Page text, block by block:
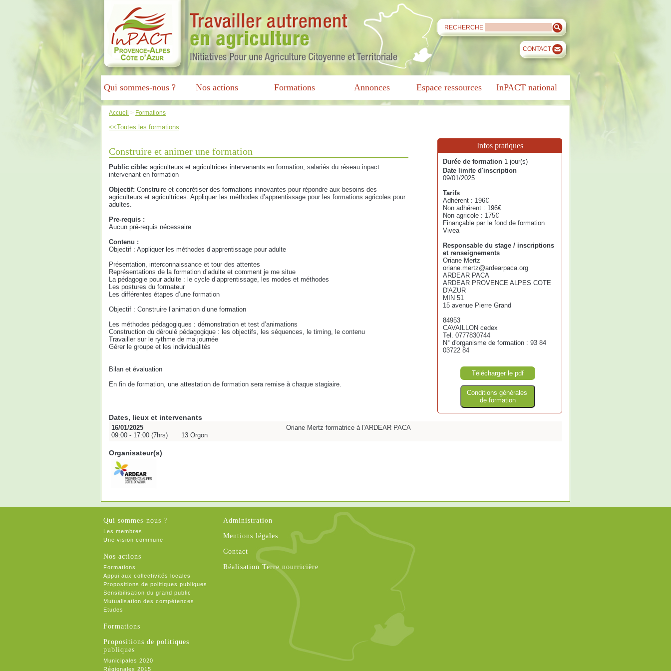
RECHERCHE
CONTACT
Qui sommes-nous ? Nos actions Formations Annonces Espace ressources InPACT national
Accueil > Formations
<<Toutes les formations
Construire et animer une formation
Public cible: agriculteurs et agricultrices intervenants en formation, salariés du réseau inpact
intervenant en formation
Objectif: Construire et concrétiser des formations innovantes pour répondre aux besoins des
agriculteurs et agricultrices. Appliquer les méthodes d’apprentissage pour les formations agricoles pour
adultes.
Pre-requis :
Aucun pré-requis nécessaire
Contenu :
Objectif : Appliquer les méthodes d’apprentissage pour adulte
Présentation, interconnaissance et tour des attentes
Représentations de la formation d’adulte et comment je me situe
La pédagogie pour adulte : le cycle d’apprentissage, les modes et méthodes
Les postures du formateur
Les différentes étapes d’une formation
Objectif : Construire l’animation d’une formation
Les méthodes pédagogiques : démonstration et test d’animations
Construction du déroulé pédagogique : les objectifs, les séquences, le timing, le contenu
Travailler sur le rythme de ma journée
Gérer le groupe et les individualités
Bilan et évaluation
En fin de formation, une attestation de formation sera remise à chaque stagiaire.
Infos pratiques
Durée de formation 1 jour(s)
Date limite d'inscription
09/01/2025
Tarifs
Adhérent : 196€
Non adhérent : 196€
Non agricole : 175€
Finançable par le fond de formation
Vivea
Responsable du stage / inscriptions
et renseignements
Oriane Mertz
oriane.mertz@ardearpaca.org
ARDEAR PACA
ARDEAR PROVENCE ALPES COTE
D'AZUR
MIN 51
15 avenue Pierre Grand
84953
CAVAILLON cedex
Tel. 0777830744
N° d'organisme de formation : 93 84
03722 84
Télécharger le pdf
Conditions générales
de formation
Dates, lieux et intervenants
16/01/2025
09:00 - 17:00 (7hrs)
13 Orgon
Oriane Mertz formatrice à l'ARDEAR PACA
Organisateur(s)
Qui sommes-nous ?
Les membres
Une vision commune
Nos actions
Formations
Appui aux collectivités locales
Propositions de politiques publiques
Sensibilisation du grand public
Mutualisation des compétences
Etudes
Formations
Propositions de politiques
publiques
Municipales 2020
Régionales 2015
Administration
Mentions légales
Contact
Réalisation Terre nourricière